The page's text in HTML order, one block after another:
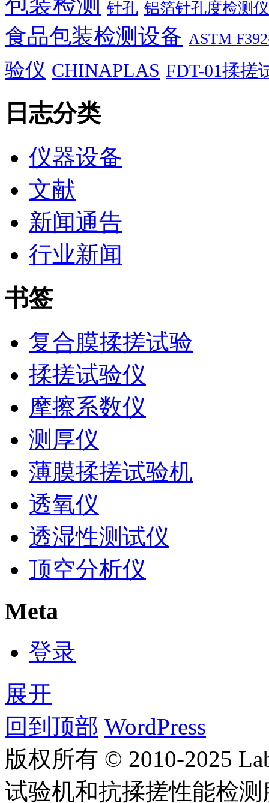
包装检测 针孔 铝箔针孔度检测
食品包装检测设备 ASTM
验仪 CHINAPLAS FDT-01揉搓
日志分类
仪器设备
文献
新闻通告
行业新闻
书签
复合膜揉搓试验
揉搓试验仪
摩擦系数仪
测厚仪
薄膜揉搓试验机
透氧仪
透湿性测试仪
顶空分析仪
Meta
登录
展开
回到顶部 WordPress
版权所有 © 2010-2025
试验机和抗揉搓性能检